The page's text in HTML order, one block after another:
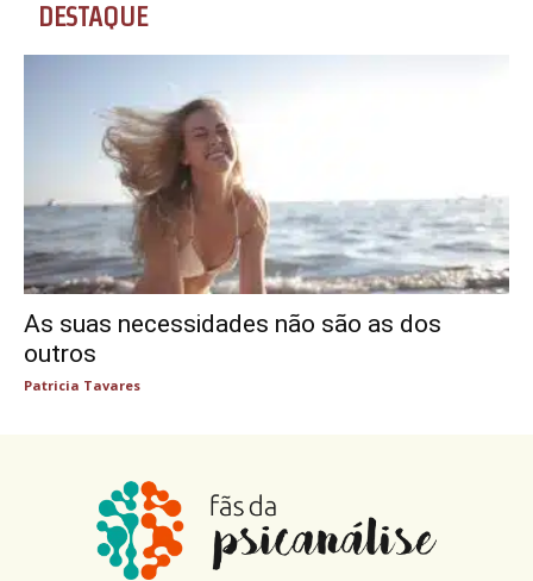
DESTAQUE
As suas necessidades não são as dos
outros
Patricia Tavares